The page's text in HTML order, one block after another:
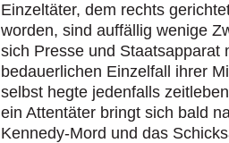
Einzeltäter, dem rechts
worden, sind auffällig wenige
sich Presse und Staatsapparat
bedauerlichen Einzelfall ihrer
selbst hegte jedenfalls
ein Attentäter bringt sich bald
Kennedy-Mord und das